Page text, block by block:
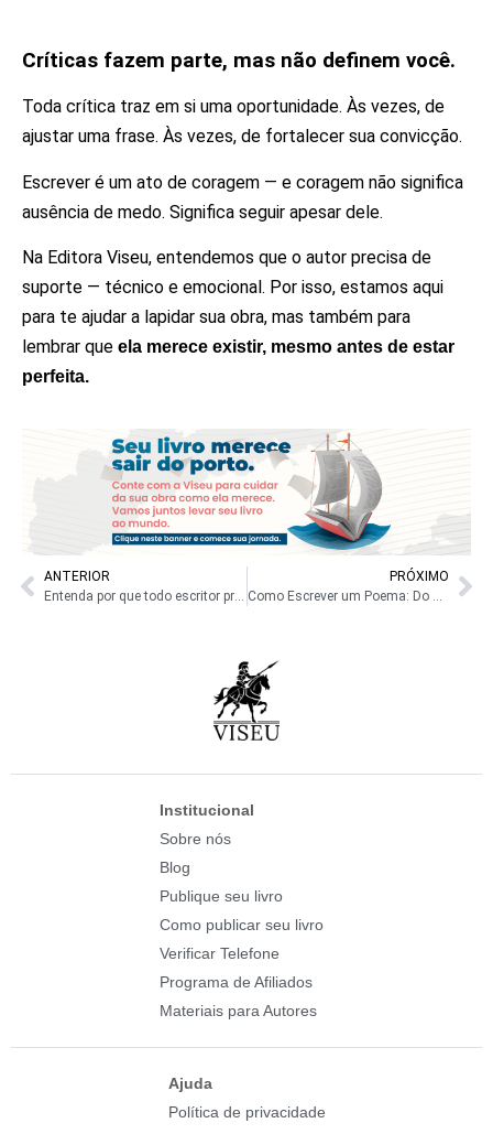
Críticas fazem parte, mas não definem você.
Toda crítica traz em si uma oportunidade. Às vezes, de
ajustar uma frase. Às vezes, de fortalecer sua convicção.
Escrever é um ato de coragem — e coragem não significa
ausência de medo. Significa seguir apesar dele.
Na Editora Viseu, entendemos que o autor precisa de
suporte — técnico e emocional. Por isso, estamos aqui
para te ajudar a lapidar sua obra, mas também para
lembrar que ela merece existir, mesmo antes de estar
perfeita.
ANTERIOR
Entenda por que todo escritor precisa ler, e por que todo leitor deveria escrever.
PRÓXIMO
Como Escrever um Poema: Do Olhar Poético à Obra Final
Institucional
Sobre nós
Blog
Publique seu livro
Como publicar seu livro
Verificar Telefone
Programa de Afiliados
Materiais para Autores
Ajuda
Política de privacidade